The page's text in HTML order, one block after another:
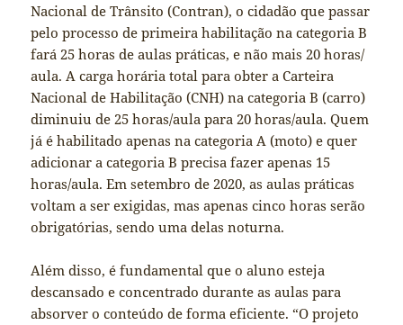
Nacional de Trânsito (Contran), o cidadão que passar
pelo processo de primeira habilitação na categoria B
fará 25 horas de aulas práticas, e não mais 20 horas/
aula. A carga horária total para obter a Carteira
Nacional de Habilitação (CNH) na categoria B (carro)
diminuiu de 25 horas/aula para 20 horas/aula. Quem
já é habilitado apenas na categoria A (moto) e quer
adicionar a categoria B precisa fazer apenas 15
horas/aula. Em setembro de 2020, as aulas práticas
voltam a ser exigidas, mas apenas cinco horas serão
obrigatórias, sendo uma delas noturna.
Além disso, é fundamental que o aluno esteja
descansado e concentrado durante as aulas para
absorver o conteúdo de forma eficiente. “O projeto